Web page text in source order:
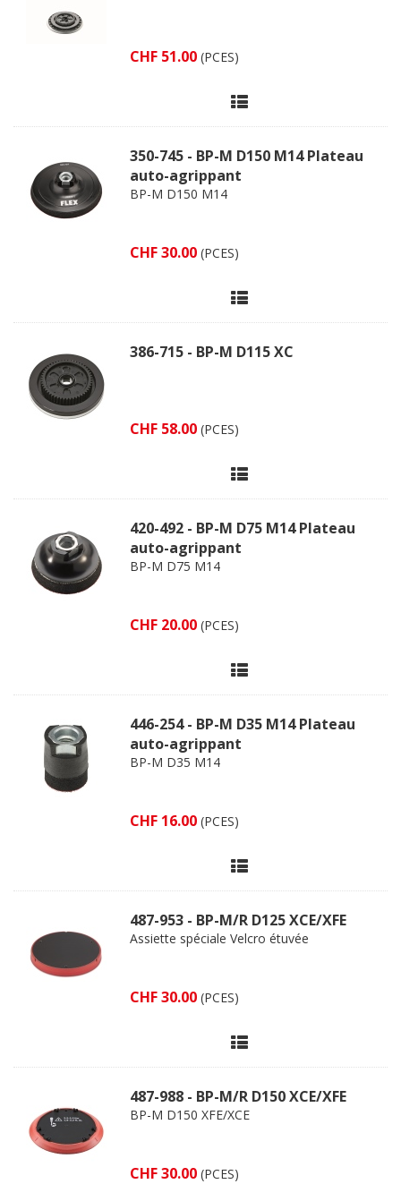
CHF 51.00 (PCES)
350-745 - BP-M D150 M14 Plateau
auto-agrippant
BP-M D150 M14
CHF 30.00 (PCES)
386-715 - BP-M D115 XC
CHF 58.00 (PCES)
420-492 - BP-M D75 M14 Plateau
auto-agrippant
BP-M D75 M14
CHF 20.00 (PCES)
446-254 - BP-M D35 M14 Plateau
auto-agrippant
BP-M D35 M14
CHF 16.00 (PCES)
487-953 - BP-M/R D125 XCE/XFE
Assiette spéciale Velcro étuvée
CHF 30.00 (PCES)
487-988 - BP-M/R D150 XCE/XFE
BP-M D150 XFE/XCE
CHF 30.00 (PCES)